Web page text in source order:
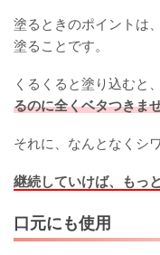
塗るときのポイントは
塗ることです。
くるくると塗り込むと
るのに全くベタつきま
それに、なんとなくシ
継続していけば、もっ
口元にも使用